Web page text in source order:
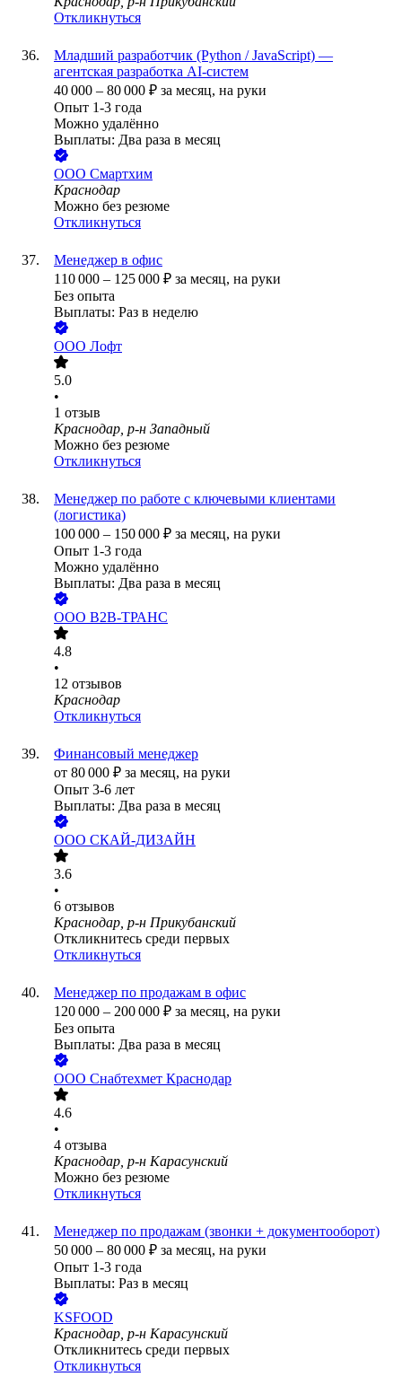
Откликнуться
Младший разработчик (Python / JavaScript) —
агентская разработка AI-систем
40 000 – 80 000 ₽ за месяц, на руки
Опыт 1-3 года
Можно удалённо
Выплаты: Два раза в месяц
ООО Смартхим
Краснодар
Можно без резюме
Откликнуться
Менеджер в офис
110 000 – 125 000 ₽ за месяц, на руки
Без опыта
Выплаты: Раз в неделю
ООО Лофт
5.0
•
1 отзыв
Краснодар, р-н Западный
Можно без резюме
Откликнуться
Менеджер по работе с ключевыми клиентами
(логистика)
100 000 – 150 000 ₽ за месяц, на руки
Опыт 1-3 года
Можно удалённо
Выплаты: Два раза в месяц
ООО В2В-ТРАНС
4.8
•
12 отзывов
Краснодар
Откликнуться
Финансовый менеджер
от 80 000 ₽ за месяц, на руки
Опыт 3-6 лет
Выплаты: Два раза в месяц
ООО СКАЙ-ДИЗАЙН
3.6
•
6 отзывов
Краснодар, р-н Прикубанский
Откликнитесь среди первых
Откликнуться
Менеджер по продажам в офис
120 000 – 200 000 ₽ за месяц, на руки
Без опыта
Выплаты: Два раза в месяц
ООО Снабтехмет Краснодар
4.6
•
4 отзыва
Краснодар, р-н Карасунский
Можно без резюме
Откликнуться
Менеджер по продажам (звонки + документооборот)
50 000 – 80 000 ₽ за месяц, на руки
Опыт 1-3 года
Выплаты: Раз в месяц
KSFOOD
Краснодар, р-н Карасунский
Откликнитесь среди первых
Откликнуться